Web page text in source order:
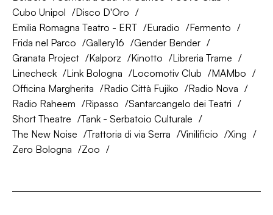
Cubo Unipol
Disco D'Oro
Emilia Romagna Teatro - ERT
Euradio
Fermento
Frida nel Parco
Gallery16
Gender Bender
Granata Project
Kalporz Kinotto
Libreria Trame
Linecheck
Link Bologna Locomotiv Club
MAMbo
Officina Margherita
Radio Città Fujiko
Radio Nova
Radio Raheem
Ripasso
Santarcangelo dei Teatri
Short Theatre
Tank - Serbatoio Culturale
The New Noise
Trattoria di via Serra Vinilificio
Xing
Zero Bologna
Zoo